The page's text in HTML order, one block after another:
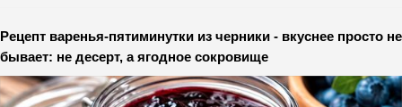
Рецепт варенья-пятиминутки из черники - вкуснее просто не
бывает: не десерт, а ягодное сокровище